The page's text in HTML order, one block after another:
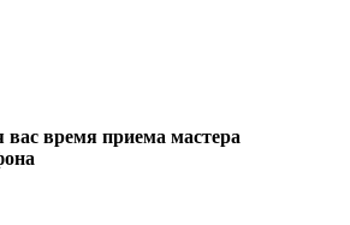
вас время приема мастера